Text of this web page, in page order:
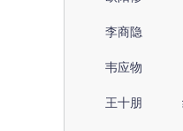
李商隐
韦应物
王十朋